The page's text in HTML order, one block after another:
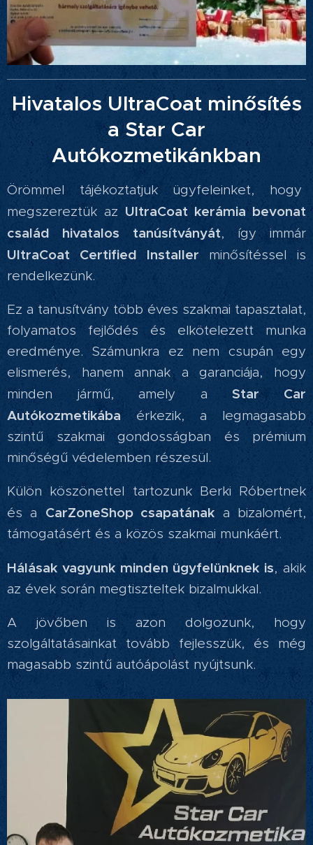
Hivatalos UltraCoat minősítés
a Star Car
Autókozmetikánkban
Örömmel tájékoztatjuk ügyfeleinket, hogy
megszereztük az UltraCoat kerámia bevonat
család hivatalos tanúsítványát, így immár
UltraCoat Certified Installer minősítéssel is
rendelkezünk.
Ez a tanusítvány több éves szakmai tapasztalat,
folyamatos fejlődés és elkötelezett munka
eredménye. Számunkra ez nem csupán egy
elismerés, hanem annak a garanciája, hogy
minden jármű, amely aStar Car
Autókozmetikába érkezik, a legmagasabb
szintű szakmai gondosságban és prémium
minőségű védelemben részesül.
Külön köszönettel tartozunk Berki Róbertnek
és a CarZoneShop csapatának a bizalomért,
támogatásért és a közös szakmai munkáért.
Hálásak vagyunk minden ügyfelünknek is, akik
az évek során megtiszteltek bizalmukkal.
A jövőben is azon dolgozunk, hogy
szolgáltatásainkat tovább fejlesszük, és még
magasabb szintű autóápolást nyújtsunk.